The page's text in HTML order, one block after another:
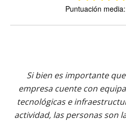
Puntuación
Si bien es importante
empresa cuente con
tecnológicas e
actividad, las personas son